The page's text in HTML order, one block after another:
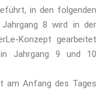
in den folgenden
8 wird in der
Konzept gearbeitet
Jahrgang 9 und 10
am Anfang des Tages